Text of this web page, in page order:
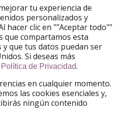
HolidayPirates
WakacyjniPiraci
Ferienpiraten
Urlaubspiraten
Información legal
tu experiencia de
personalizados y
hacer clic en ""Aceptar todo""
que compartamos esta
que tus datos puedan ser
Si deseas más
Política de Privacidad.
en cualquier momento.
las cookies esenciales y,
ningún contenido